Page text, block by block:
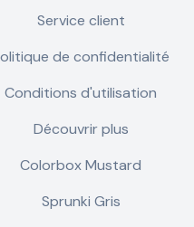
Service client
de confidentialité
Conditions d'utilisation
Découvrir plus
Colorbox Mustard
Sprunki Gris